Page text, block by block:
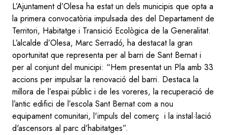
L’Ajuntament d’Olesa ha estat un dels municipis que opta a
la primera convocatòria impulsada des del Departament de
Territori, Habitatge i Transició Ecològica de la Generalitat.
L’alcalde d’Olesa, Marc Serradó, ha destacat la gran
oportunitat que representa per al barri de Sant Bernat i
per al conjunt del municipi: “Hem presentat un Pla amb 33
accions per impulsar la renovació del barri. Destaca la
millora de l’espai públic i de les voreres, la recuperació de
l’antic edifici de l’escola Sant Bernat com a nou
equipament comunitari, l'impuls del comerç i la instal·lació
d'ascensors al parc d’habitatges”.